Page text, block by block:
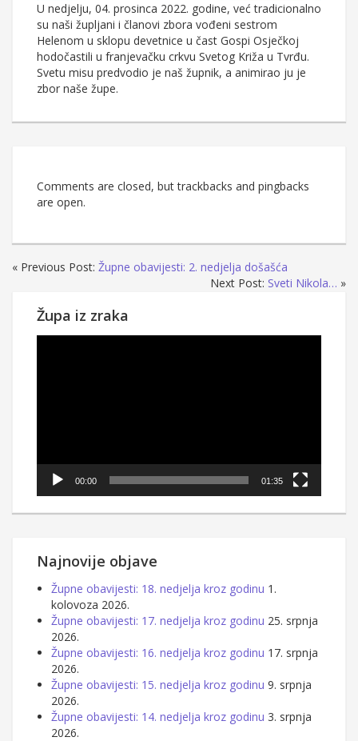
U nedjelju, 04. prosinca 2022. godine, već tradicionalno
su naši župljani i članovi zbora vođeni sestrom
Helenom u sklopu devetnice u čast Gospi Osječkoj
hodočastili u franjevačku crkvu Svetog Križa u Tvrđu.
Svetu misu predvodio je naš župnik, a animirao ju je
zbor naše župe.
Comments are closed, but trackbacks and pingbacks
are open.
« Previous Post: Župne obavijesti: 2. nedjelja došašća
Next Post: Sveti Nikola… »
Župa iz zraka
00:00 01:35
Najnovije objave
Župne obavijesti: 18. nedjelja kroz godinu 1.
kolovoza 2026.
Župne obavijesti: 17. nedjelja kroz godinu 25. srpnja
2026.
Župne obavijesti: 16. nedjelja kroz godinu 17. srpnja
2026.
Župne obavijesti: 15. nedjelja kroz godinu 9. srpnja
2026.
Župne obavijesti: 14. nedjelja kroz godinu 3. srpnja
2026.